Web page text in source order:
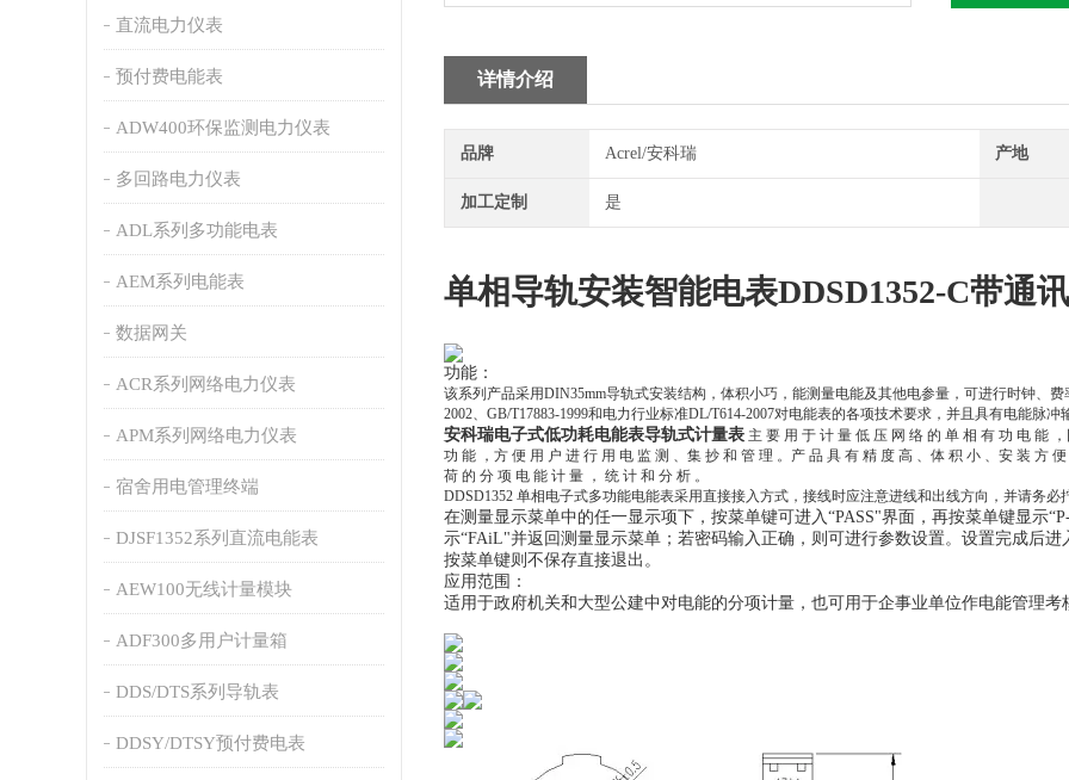
直流电力仪表
预付费电能表
ADW400环保监测电力仪表
多回路电力仪表
ADL系列多功能电表
AEM系列电能表
数据网关
ACR系列网络电力仪表
APM系列网络电力仪表
宿舍用电管理终端
DJSF1352系列直流电能表
AEW100无线计量模块
ADF300多用户计量箱
DDS/DTS系列导轨表
DDSY/DTSY预付费电表
详情介绍
品牌 Acrel/安科瑞 产地
加工定制 是
单相导轨安装智能电表DDSD1352-C带通讯
功能：
该系列产品采用DIN35mm导轨式安装结构，体积小巧，能测量电能及其他电参量，可进行时钟、
2002、GB/T17883-1999和电力行业标准DL/T614-2007对电能表的各项技术要求，并且具有电能脉
安科瑞电子式低功耗电能表导轨式计量表 主 要 用 于 计 量 低 压 网 络 的 单 相 有 功 电 能
功 能 ，方 便 用 户 进 行 用 电 监 测 、集 抄 和 管 理 。产 品 具 有 精 度 高 、体 积 小 、安 装 方
荷 的 分 项 电 能 计 量 ， 统 计 和 分 析 。
DDSD1352 单相电子式多功能电能表采用直接接入方式，接线时应注意进线和出线方向，并请务
在测量显示菜单中的任一显示项下，按菜单键可进入“PASS"界面，再按菜单键显示
示“FAiL"并返回测量显示菜单；若密码输入正确，则可进行参数设置。设置完成后进
按菜单键则不保存直接退出。
应用范围：
适用于政府机关和大型公建中对电能的分项计量，也可用于企事业单位作电能管理考